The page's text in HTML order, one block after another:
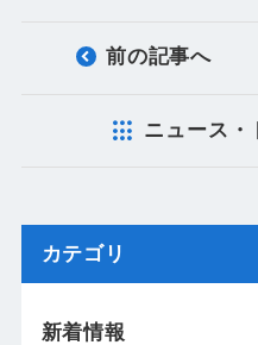
前の記事へ
ニュース・
カテゴリ
新着情報